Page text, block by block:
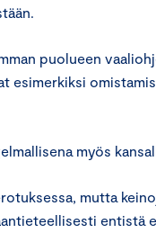
puolueen
esimerkiksi
myös
mutta
entistä